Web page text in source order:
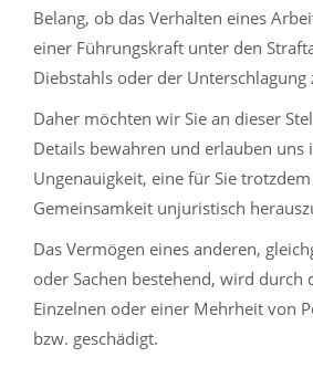
Belang, ob das Verhalten eines
einer Führungskraft unter den
Diebstahls oder der
Daher möchten wir Sie an dieser
Details bewahren und erlauben uns
Ungenauigkeit, eine für Sie
Gemeinsamkeit unjuristisch
Das Vermögen eines anderen,
oder Sachen bestehend, wird durch
Einzelnen oder einer Mehrheit von
bzw. geschädigt.